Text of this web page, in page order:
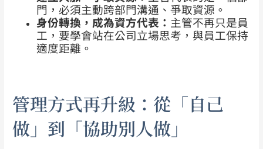
門，必須主動跨部門溝通、爭取資源。
身份轉換，成為資方代表： 主管不再只是員
工，要學會站在公司立場思考，與員工保持
適度距離。
管理方式再升級：從「自己
做」到「協助別人做」